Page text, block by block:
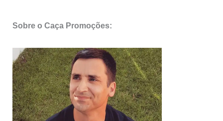
Sobre o Caça Promoções: